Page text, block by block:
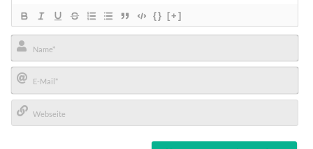
{} [+]
Name*
E-
Mail*